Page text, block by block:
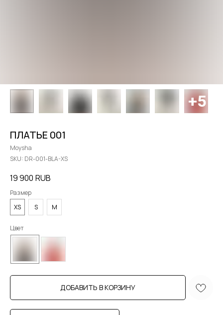
ПЛАТЬЕ 001
Moysha
SKU: DR-001-BLA-XS
19 900 RUB
Размер
XS
S M
Цвет
ДОБАВИТЬ В КОРЗИНУ